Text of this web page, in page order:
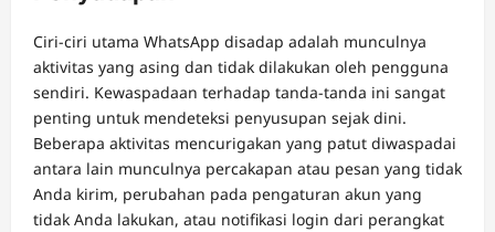
Ciri-ciri utama WhatsApp disadap adalah munculnya
aktivitas yang asing dan tidak dilakukan oleh pengguna
sendiri. Kewaspadaan terhadap tanda-tanda ini sangat
penting untuk mendeteksi penyusupan sejak dini.
Beberapa aktivitas mencurigakan yang patut diwaspadai
antara lain munculnya percakapan atau pesan yang tidak
Anda kirim, perubahan pada pengaturan akun yang
tidak Anda lakukan, atau notifikasi login dari perangkat